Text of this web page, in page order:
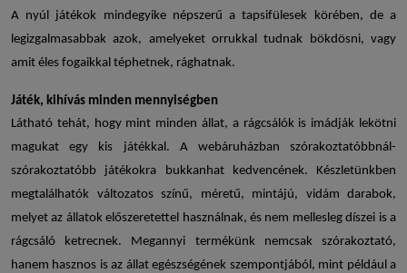
A nyúl játékok mindegyike népszerű a tapsifülesek körében, de a
legizgalmasabbak azok, amelyeket orrukkal tudnak bökdösni, vagy
amit éles fogaikkal téphetnek, rághatnak.
Játék, kihívás minden mennyiségben
Látható tehát, hogy mint minden állat, a rágcsálók is imádják lekötni
magukat egy kis játékkal. A webáruházban szórakoztatóbbnál-
szórakoztatóbb játékokra bukkanhat kedvencének. Készletünkben
megtalálhatók változatos színű, méretű, mintájú, vidám darabok,
melyet az állatok előszeretettel használnak, és nem mellesleg díszei is a
rágcsáló ketrecnek. Megannyi termékünk nemcsak szórakoztató,
hanem hasznos is az állat egészségének szempontjából, mint például a